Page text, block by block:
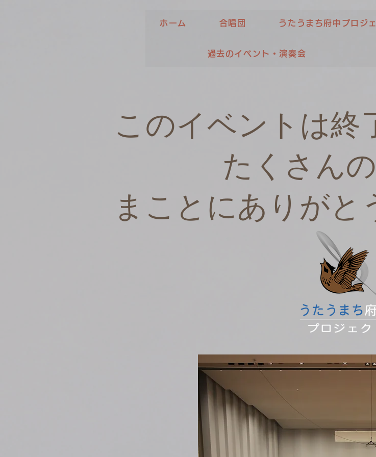
ホーム 合唱団 うたうまち府中プロジ
過去のイベント・演奏会
このイベントは終
たくさん
まことにありがと